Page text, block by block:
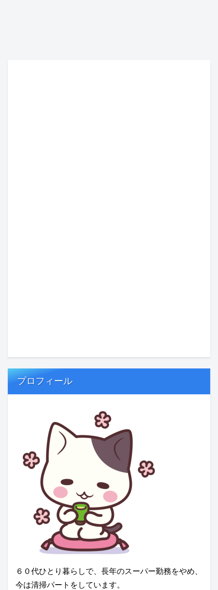
プロフィール
６０代ひとり暮らしで、長年のスーパー勤務をやめ、
今は清掃パートをしています。